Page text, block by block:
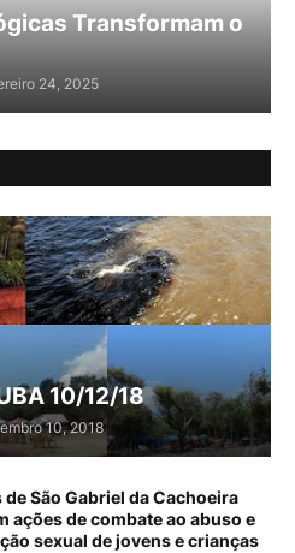
Transformam o
24, 2025
10/12/18
10, 2018
de São Gabriel da Cachoeira
ações de combate ao abuso e
sexual de jovens e crianças